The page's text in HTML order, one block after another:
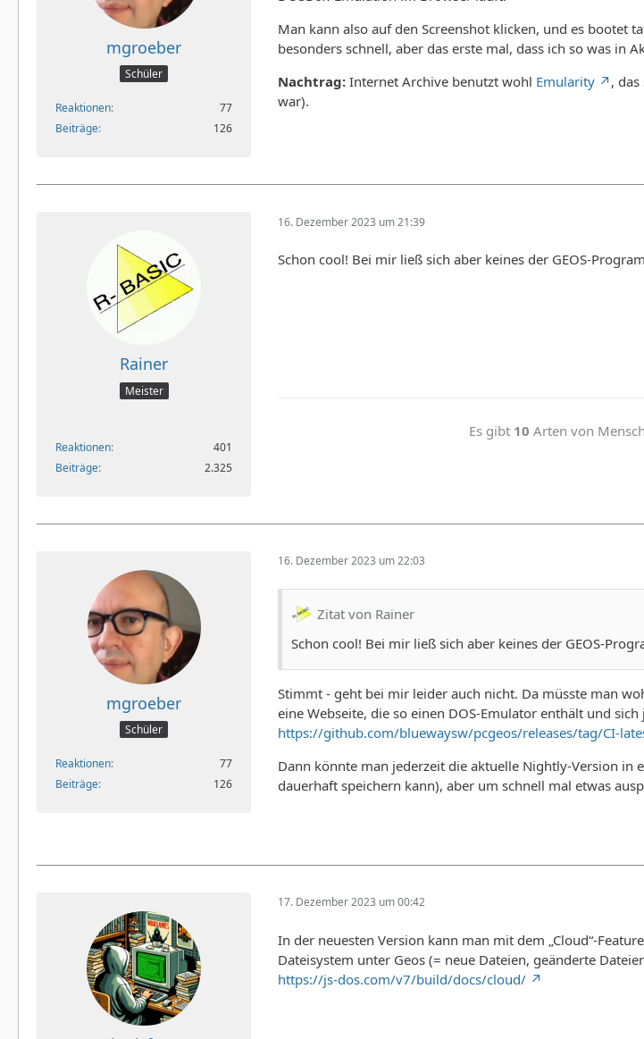
mgroeber
Schüler
Reaktionen
77
Beiträge
126
Man kann also auf den Screenshot klicken, und es bootet
besonders schnell, aber das erste mal, dass ich so was in
Nachtrag: Internet Archive benutzt wohl Emularity ,
war).
Rainer
Meister
Reaktionen
401
Beiträge
2.325
16. Dezember 2023 um 21:39
Schon cool! Bei mir ließ sich aber keines der GEOS-
Es gibt 10 Arten von
mgroeber
Schüler
Reaktionen
77
Beiträge
126
16. Dezember 2023 um 22:03
Zitat von Rainer
Schon cool! Bei mir ließ sich aber keines der GEOS-
Stimmt - geht bei mir leider auch nicht. Da müsste man
eine Webseite, die so einen DOS-Emulator enthält und
https://github.com/bluewaysw/pcgeos/releases/tag/CI-
Dann könnte man jederzeit die aktuelle Nightly-Version in
dauerhaft speichern kann), aber um schnell mal etwas
17. Dezember 2023 um 00:42
In der neuesten Version kann man mit dem „Cloud“-
Dateisystem unter Geos (= neue Dateien, geänderte
https://js-dos.com/v7/build/docs/cloud/